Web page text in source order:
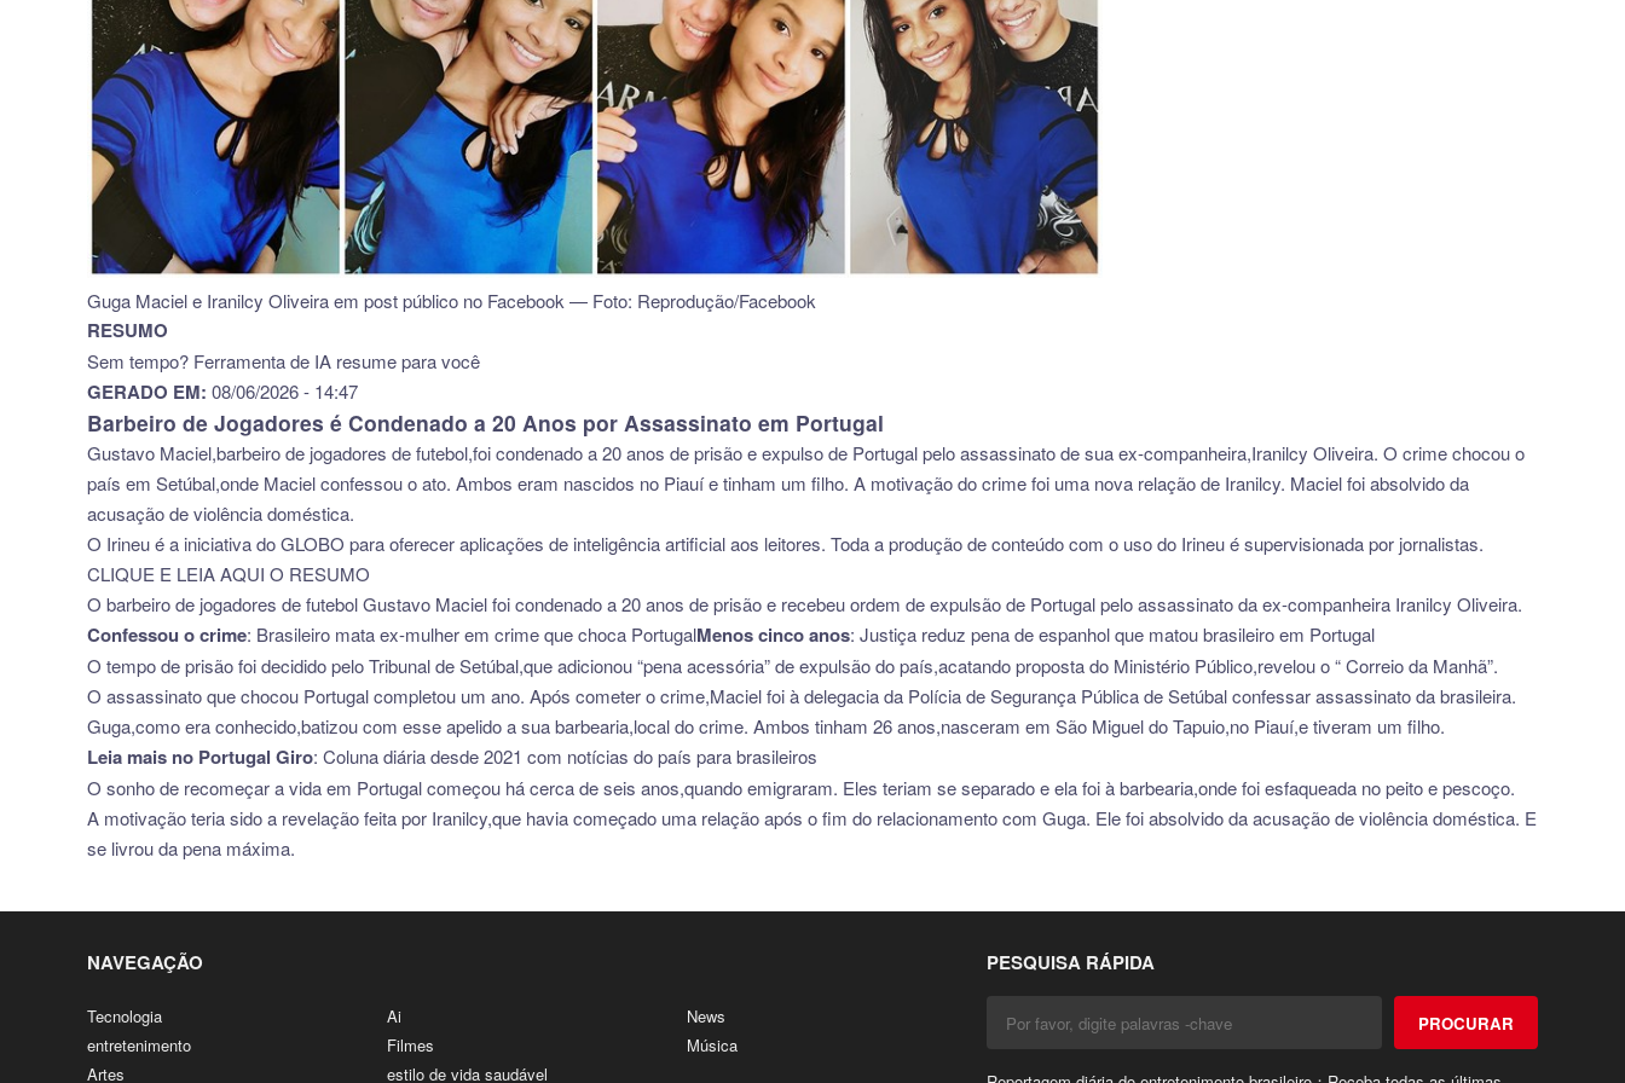
Guga Maciel e Iranilcy Oliveira em post público no Facebook — Foto: Reprodução/Facebook
RESUMO
Sem tempo? Ferramenta de IA resume para você
GERADO EM: 08/06/2026 - 14:47
Barbeiro de Jogadores é Condenado a 20 Anos por Assassinato em Portugal
Gustavo Maciel,barbeiro de jogadores de futebol,foi condenado a 20 anos de prisão e expulso de Portugal pelo assassinato de sua ex-companheira,Iranilcy Oliveira. O crime chocou o
país em Setúbal,onde Maciel confessou o ato. Ambos eram nascidos no Piauí e tinham um filho. A motivação do crime foi uma nova relação de Iranilcy. Maciel foi absolvido da
acusação de violência doméstica.
O Irineu é a iniciativa do GLOBO para oferecer aplicações de inteligência artificial aos leitores. Toda a produção de conteúdo com o uso do Irineu é supervisionada por jornalistas.
CLIQUE E LEIA AQUI O RESUMO
O barbeiro de jogadores de futebol Gustavo Maciel foi condenado a 20 anos de prisão e recebeu ordem de expulsão de Portugal pelo assassinato da ex-companheira Iranilcy Oliveira.
Confessou o crime: Brasileiro mata ex-mulher em crime que choca PortugalMenos cinco anos: Justiça reduz pena de espanhol que matou brasileiro em Portugal
O tempo de prisão foi decidido pelo Tribunal de Setúbal,que adicionou “pena acessória” de expulsão do país,acatando proposta do Ministério Público,revelou o “ Correio da Manhã”.
O assassinato que chocou Portugal completou um ano. Após cometer o crime,Maciel foi à delegacia da Polícia de Segurança Pública de Setúbal confessar assassinato da brasileira.
Guga,como era conhecido,batizou com esse apelido a sua barbearia,local do crime. Ambos tinham 26 anos,nasceram em São Miguel do Tapuio,no Piauí,e tiveram um filho.
Leia mais no Portugal Giro: Coluna diária desde 2021 com notícias do país para brasileiros
O sonho de recomeçar a vida em Portugal começou há cerca de seis anos,quando emigraram. Eles teriam se separado e ela foi à barbearia,onde foi esfaqueada no peito e pescoço.
A motivação teria sido a revelação feita por Iranilcy,que havia começado uma relação após o fim do relacionamento com Guga. Ele foi absolvido da acusação de violência doméstica. E
se livrou da pena máxima.
NAVEGAÇÃO
Tecnologia Ai
News
entretenimento
Filmes
Música
Artes
estilo de vida saudável
PESQUISA RÁPIDA
PROCURAR